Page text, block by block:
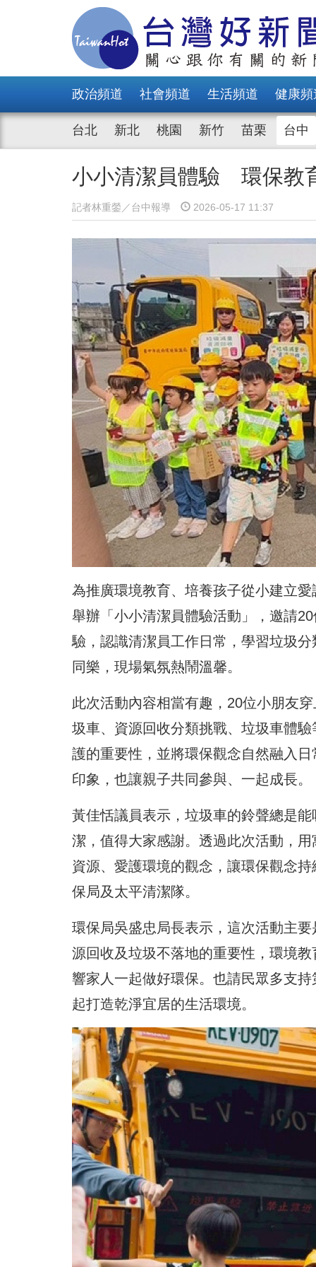
政治頻道 社會頻道 生活頻道 健康頻
台北 新北 桃園 新竹 苗栗 台中
小小清潔員體驗 環保教
記者林重鎣／台中報導 2026-05-17 11:37
為推廣環境教育、培養孩子從小建立
舉辦「 小小清潔員體驗活動」，邀請
驗，認識清潔員工作日常， 學習垃圾分
同樂，現場氣氛熱鬧溫馨。
此次活動內容相當有趣， 20位小朋友
圾車、資源回收分類挑戰、 垃圾車體驗
護的重要性，並將環保觀念自然融入日
印象， 也讓親子共同參與、一起成長。
黃佳恬議員表示，垃圾車的鈴聲總是
潔，值得大家感謝。 透過此次活動，
資源、愛護環境的觀念，讓環保觀念
保局及太平清潔隊。
環保局吳盛忠局長表示，這次活動主
源回收及垃圾不落地的重要性， 環境教
響家人一起做好環保。也請民眾多支
起打造乾淨宜居的生活環境。